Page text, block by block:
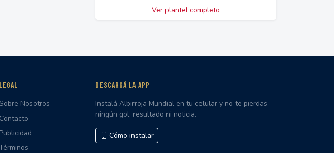
Ver plantel completo
LEGAL
Nosotros
Contacto
Publicidad
DESCARGÁ LA APP
Instalá Albirroja Mundial en tu celular y no te pierdas
ningún gol, resultado ni noticia.
Cómo instalar